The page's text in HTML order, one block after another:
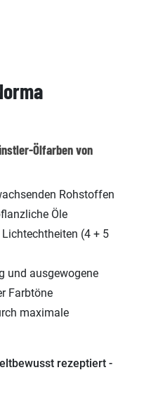
Ölfarben von
Rohstoffen
Öle
(4 + 5
und ausgewogene
Farbtöne
maximale
rezeptiert -